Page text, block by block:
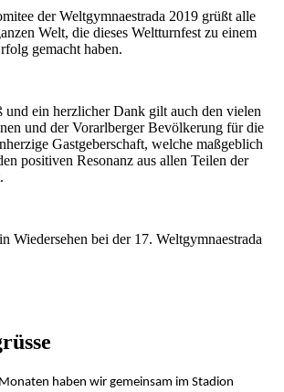
der Weltgymnaestrada 2019 grüßt alle
Welt, die dieses Weltturnfest zu einem
gemacht haben.
und ein herzlicher Dank gilt auch den vielen
und der Vorarlberger Bevölkerung für die
Gastgeberschaft, welche maßgeblich
positiven Resonanz aus allen Teilen der
Wiedersehen bei der 17. Weltgymnaestrada
haben wir gemeinsam im Stadion